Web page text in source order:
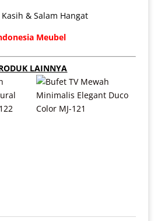
& Salam Hangat
Meubel
LAINNYA